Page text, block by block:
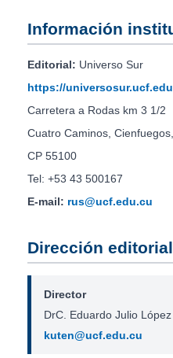
Información
Editorial: Universo Sur
https://
Carretera a Rodas km 3 1/2
Cuatro Caminos,
CP 55100
Tel: +53 43 500167
E-mail: rus@ucf.edu.cu
Dirección editorial
Director
DrC. Eduardo Julio
kuten@ucf.edu.cu